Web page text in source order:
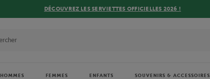
DÉCOUVREZ LES SERVIETTES OFFICIELLES 2026 !
HOMMES FEMMES ENFANTS SOUVENIRS & ACCESSOIRES